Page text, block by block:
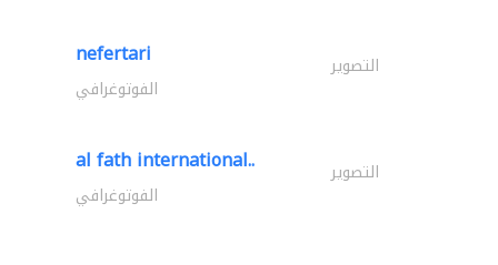
nefertari التصوير
الفوتوغرافي
al fath international.. التصوير
الفوتوغرافي